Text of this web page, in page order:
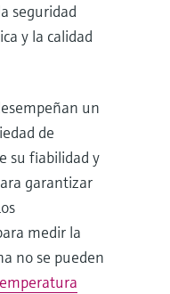
seguridad
y la calidad
un
de
su fiabilidad y
garantizar
medir la
no se pueden